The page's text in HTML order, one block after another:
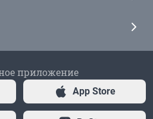
приложение
App Store